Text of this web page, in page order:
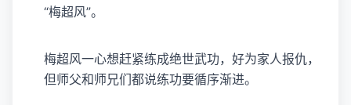
“梅超风”。
梅超风一心想赶紧练成绝世武功，好为家人报仇，
但师父和师兄们都说练功要循序渐进。